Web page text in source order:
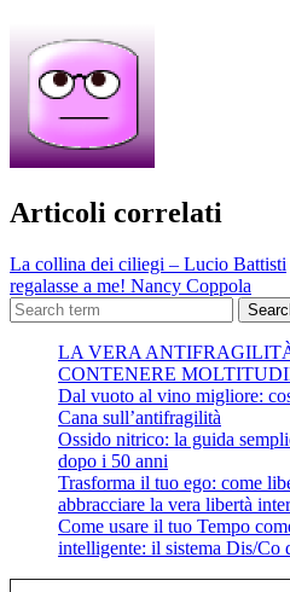
Articoli correlati
La collina dei ciliegi – Lucio Battisti
regalasse a me! Nancy Coppola
LA VERA
CONTENERE
Dal vuoto al vino migliore:
Cana sull’antifragilità
Ossido nitrico: la guida
dopo i 50 anni
Trasforma il tuo ego: come
abbracciare la vera libertà
Come usare il tuo Tempo
intelligente: il sistema Dis/Co
Digita la tua e-mail...